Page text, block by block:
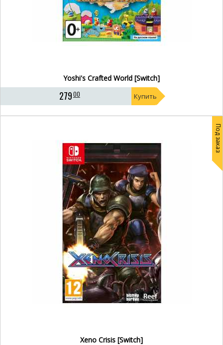
Yoshi's Crafted World [Switch]
27900 Купить
Под заказ
Xeno Crisis [Switch]